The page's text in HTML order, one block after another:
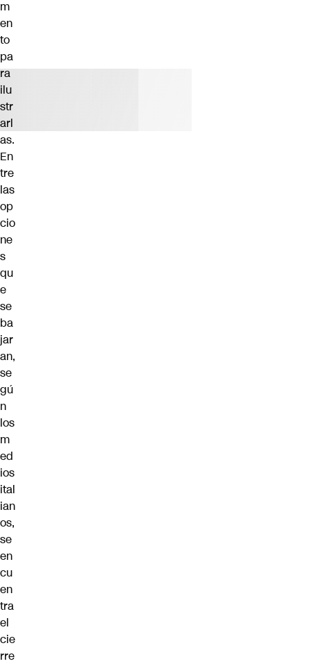
m
en
to
pa
ra
ilu
str
arl
as.
En
tre
las
op
cio
ne
s
qu
e
se
ba
jar
an,
se
gú
n
los
m
ed
ios
ital
ian
os,
se
en
cu
en
tra
el
cie
rre